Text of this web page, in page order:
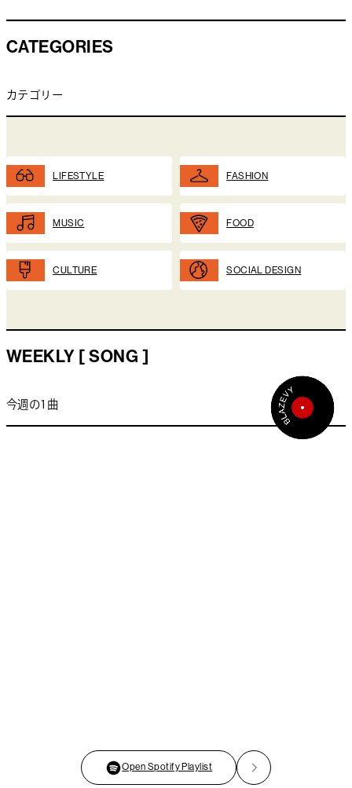
CATEGORIES
カテゴリー
LIFESTYLE FASHION
MUSIC FOOD
CULTURE SOCIAL DESIGN
WEEKLY [ SONG ]
今週の1曲
Open Spotify Playlist